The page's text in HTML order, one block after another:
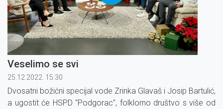
Veselimo se svi
25.12.2022. 15:30
Dvosatni božićni specijal vode Zrinka Glavaš i Josip Bartulić,
a ugostit će HSPD ''Podgorac'', folklorno društvo s više od